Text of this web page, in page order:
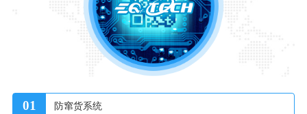
01 防窜货系统